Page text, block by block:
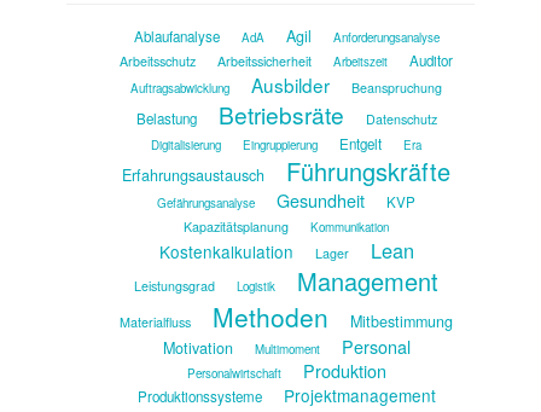
Ablaufanalyse AdA Agil Anforderungsanalyse
Arbeitsschutz Arbeitssicherheit Arbeitszeit Auditor
Auftragsabwicklung Ausbilder Beanspruchung
Belastung Betriebsräte Datenschutz
Digitalisierung Eingruppierung Entgelt Era
Erfahrungsaustausch Führungskräfte
Gefährungsanalyse Gesundheit KVP
Kapazitätsplanung Kommunikation
Kostenkalkulation Lager Lean
Leistungsgrad Logistik Management
Materialfluss Methoden
Mitbestimmung
Motivation
Multimoment Personal
Personalwirtschaft Produktion
Produktionssysteme Projektmanagement